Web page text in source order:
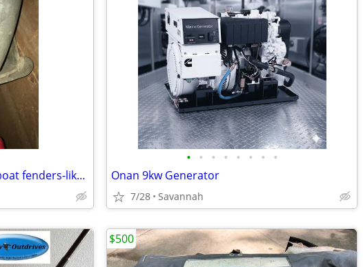
A very nice set of galvanized boat fenders-like new
• • • • • • • •
Onan 9kw Generator
7/28 Savannah
$500